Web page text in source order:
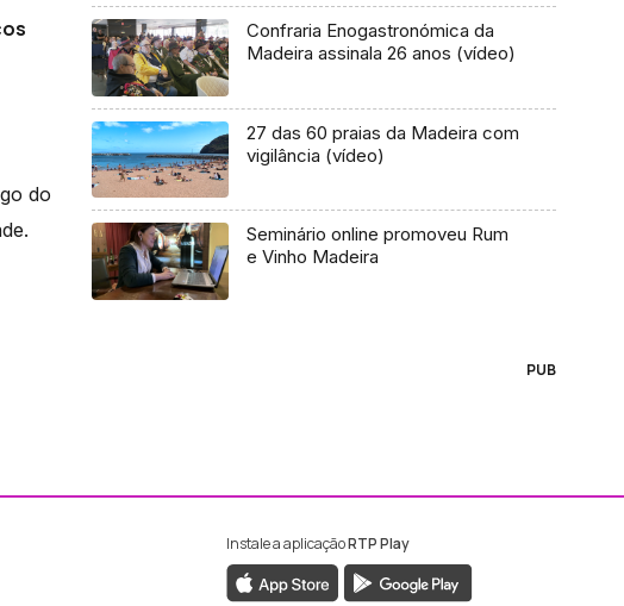
do
Confraria Enogastronómica da
Madeira assinala 26 anos (vídeo)
27 das 60 praias da Madeira com
vigilância (vídeo)
Seminário online promoveu Rum
e Vinho Madeira
PUB
Facebook da RTP Madeira
ao Instagram da RTP Madeira
Instale a aplicaçãoRTP Play